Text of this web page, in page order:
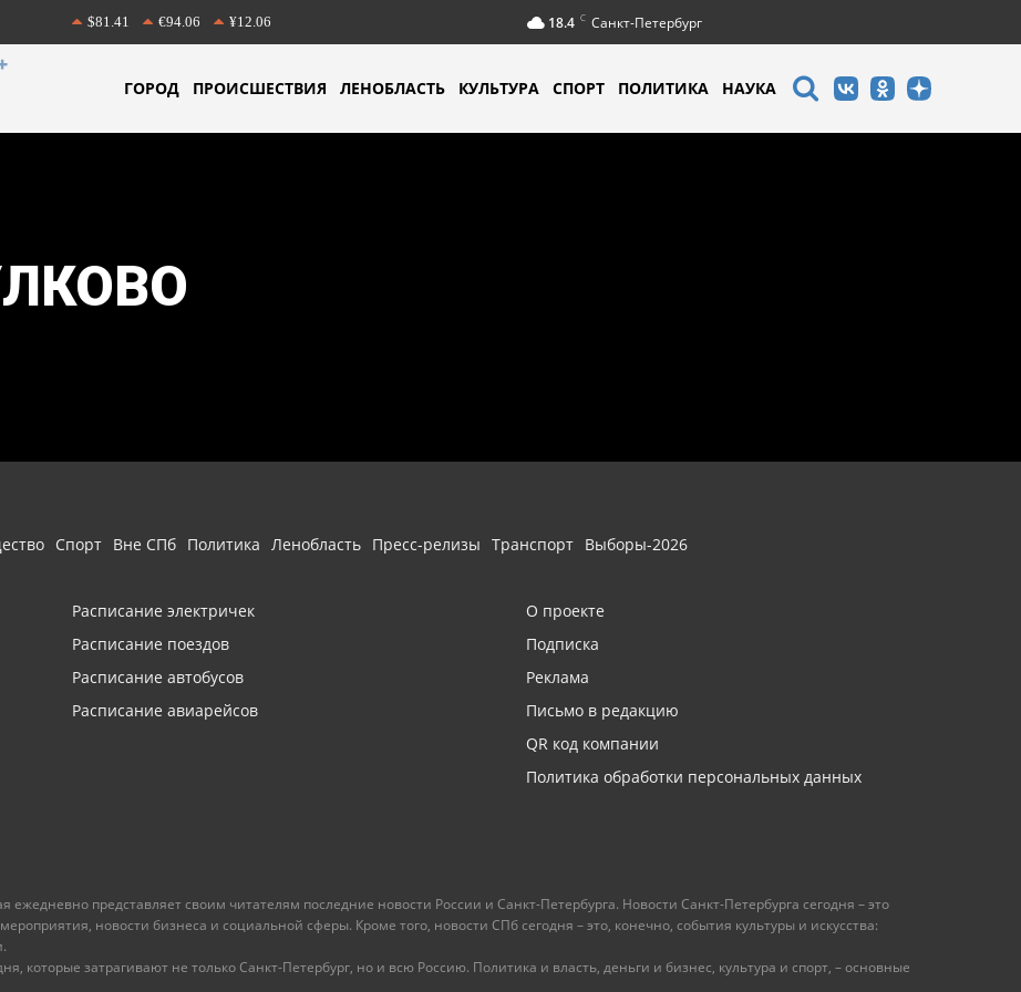
$81.41 €94.06 ¥12.06 18.4 C Санкт-Петербург
ГОРОД ПРОИСШЕСТВИЯ ЛЕНОБЛАСТЬ КУЛЬТУРА СПОРТ ПОЛИТИКА НАУКА
Спорт Вне СПб Политика Ленобласть Пресс-релизы Транспорт Выборы-2026
Расписание электричек
Расписание поездов
Расписание автобусов
Расписание авиарейсов
О проекте
Подписка
Реклама
Письмо в редакцию
QR код компании
Политика обработки персональных данных
ежедневно представляет своим читателям последние новости России и Санкт-Петербурга. Новости Санкт-Петербурга сегодня – это
новости бизнеса и социальной сферы. Кроме того, новости СПб сегодня – это, конечно, события культуры и искусства:
которые затрагивают не только Санкт-Петербург, но и всю Россию. Политика и власть, деньги и бизнес, культура и спорт, – основные